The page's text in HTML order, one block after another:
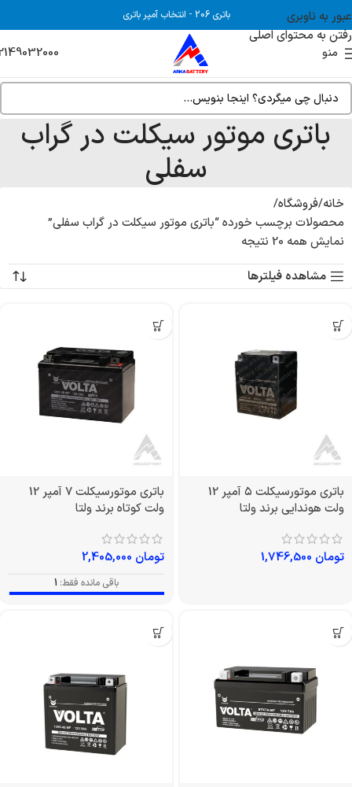
عبور به ناوبری
رفتن به محتوای اصلی
باتری 206 - انتخاب آمپر باتری
منو
باتری موتور سیکلت در گراب
سفلی
خانه فروشگاه
محصولات برچسب خورده “باتری موتور سیکلت در گراب سفلی”
نمایش همه 20 نتیجه
مشاهده فیلترها
باتری موتورسیکلت ۵ آمپر 12
ولت هوندایی برند ولتا
تومان
باتری موتورسیکلت 7 آمپر 12
ولت کوتاه برند ولتا
تومان
باقی مانده فقط: 1